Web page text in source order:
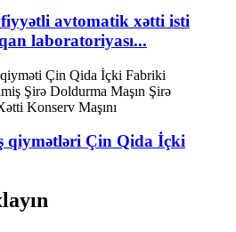
avtomatik xətti isti
laboratoriyası...
qiymətləri Çin Qida İçki